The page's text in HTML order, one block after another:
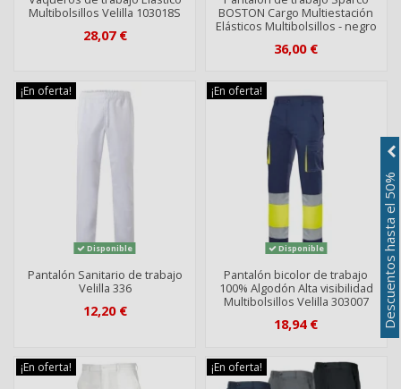
Multibolsillos Velilla 103018S
28,07 €
BOSTON Cargo Multiestación
Elásticos Multibolsillos - negro
36,00 €
¡En oferta!
Disponible
Pantalón Sanitario de trabajo
Velilla 336
12,20 €
¡En oferta!
Disponible
Pantalón bicolor de trabajo
100% Algodón Alta visibilidad
Multibolsillos Velilla 303007
18,94 €
¡En oferta! ¡En oferta!
Descuentos hasta el 50%